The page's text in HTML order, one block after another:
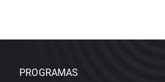
PROGRAMAS